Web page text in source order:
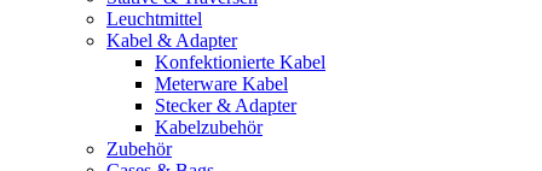
Leuchtmittel
Kabel & Adapter
Konfektionierte Kabel
Meterware Kabel
Stecker & Adapter
Kabelzubehör
Zubehör